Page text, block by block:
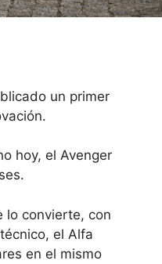
un primer
hoy, el Avenger
lo convierte, con
el Alfa
en el mismo